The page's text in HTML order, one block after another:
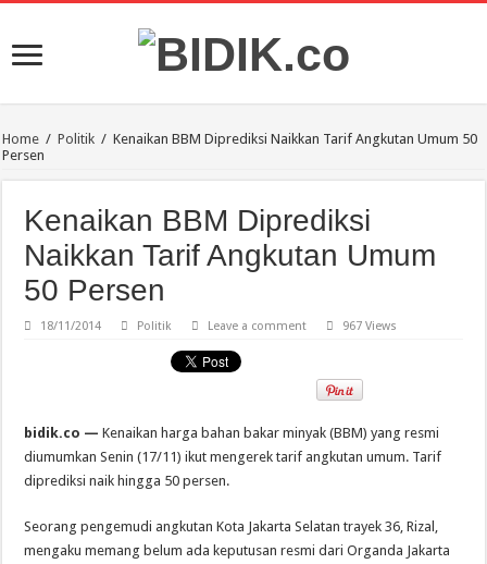
Home / Politik / Kenaikan BBM Diprediksi Naikkan Tarif Angkutan Umum 50
Persen
Kenaikan BBM Diprediksi
Naikkan Tarif Angkutan Umum
50 Persen
18/11/2014 Politik Leave a comment 967 Views
bidik.co — Kenaikan harga bahan bakar minyak (BBM) yang resmi
diumumkan Senin (17/11) ikut mengerek tarif angkutan umum. Tarif
diprediksi naik hingga 50 persen.
Seorang pengemudi angkutan Kota Jakarta Selatan trayek 36, Rizal,
mengaku memang belum ada keputusan resmi dari Organda Jakarta